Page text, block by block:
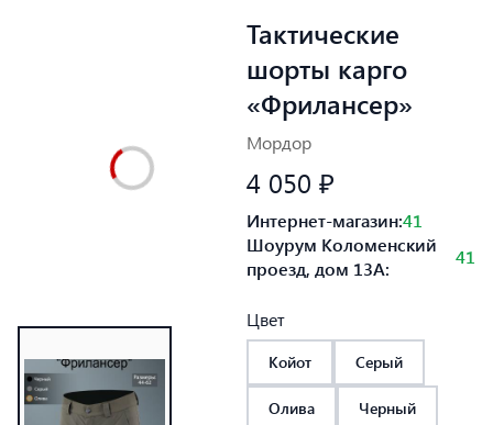
Тактические
шорты карго
«Фрилансер»
Мордор
4 050 ₽
Интернет-магазин:41
Шоурум Коломенский
проезд, дом 13А:
41
Цвет
Койот Серый
Олива Черный